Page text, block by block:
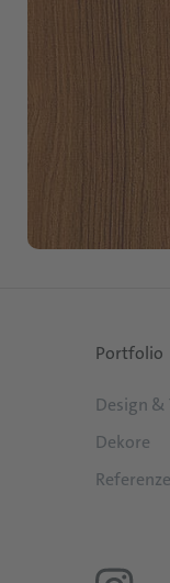
Portfolio
Design &
Dekore